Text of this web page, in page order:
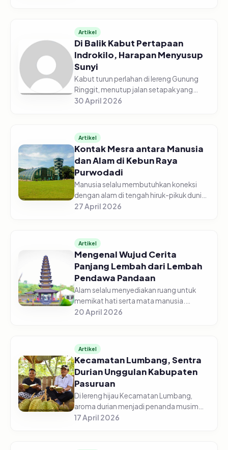
Artikel
Di Balik Kabut Pertapaan
Indrokilo, Harapan Menyusup
Sunyi
Kabut turun perlahan di lereng Gunung
Ringgit, menutup jalan setapak yang
berliku seolah menyisakan ruang bagi
30 April 2026
Artikel
Kontak Mesra antara Manusia
dan Alam di Kebun Raya
Purwodadi
Manusia selalu membutuhkan koneksi
dengan alam di tengah hiruk-pikuk dunia.
Di Kabupaten Pasuruan, koneksi mesra itu
27 April 2026
Artikel
Mengenal Wujud Cerita
Panjang Lembah dari Lembah
Pendawa Pandaan
Alam selalu menyediakan ruang untuk
memikat hati serta mata manusia.
Tersembunyi di kawasan kaki Gunung
manusia ke ke...
20 April 2026
Artikel
Kecamatan Lumbang, Sentra
Durian Unggulan Kabupaten
Pasuruan
Di lereng hijau Kecamatan Lumbang,
aroma durian menjadi penanda musim
yang selalu dinanti. Dari kebun-kebun
17 April 2026